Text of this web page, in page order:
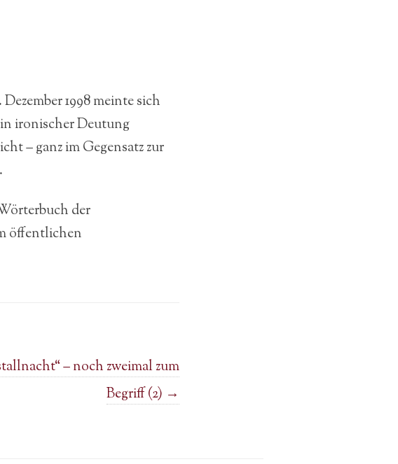
1998 meinte sich
in ironischer Deutung
– ganz im Gegensatz zur
der
öffentlichen
– noch zweimal zum
Begriff (2) →